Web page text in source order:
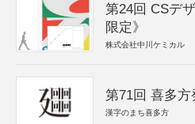
第24回 CSデ
限定》
株式会社中川ケミカル
第71回 喜多
漢字のまち喜多方